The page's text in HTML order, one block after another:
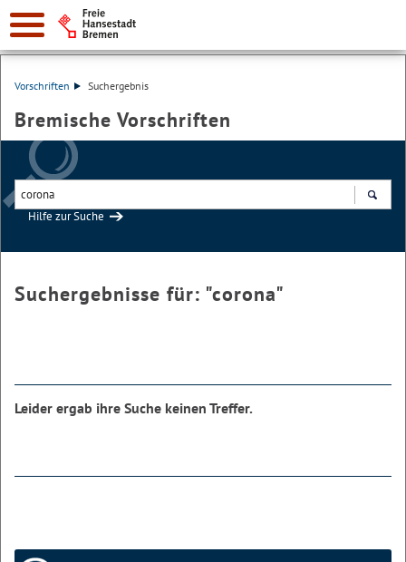
Vorschriften Suchergebnis
Bremische Vorschriften
Hilfe zur Suche
Suchergebnisse für: "corona"
Leider ergab ihre Suche keinen Treffer.